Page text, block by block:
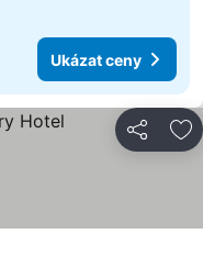
Ukázat ceny
Sdílet